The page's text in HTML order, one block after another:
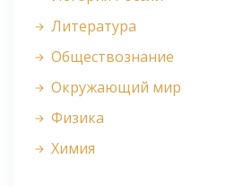
Литература
Обществознание
Окружающий мир
Физика
Химия